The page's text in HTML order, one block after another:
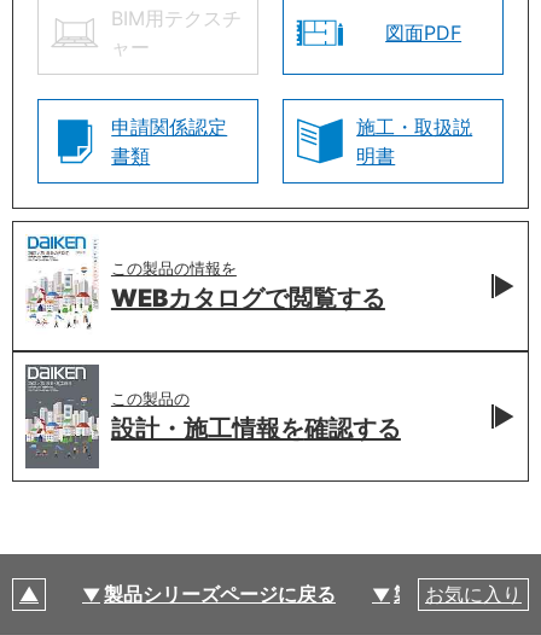
BIM用テクスチ
ャー
図面PDF
申請関係認定
書類
施工・取扱説
明書
この製品の情報を
WEBカタログで閲覧する
この製品の
設計・施工情報を確認する
製品シリーズページに戻る 製品仕様
お気に入り